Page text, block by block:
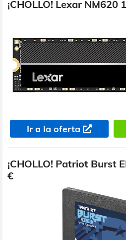
¡CHOLLO! Lexar NM620
Ir a la oferta
¡CHOLLO! Patriot Burst
€